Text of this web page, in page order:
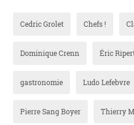
Cedric Grolet Chefs !
Dominique Crenn Éric
gastronomie Ludo Lefebvre
Pierre Sang Boyer Thierry